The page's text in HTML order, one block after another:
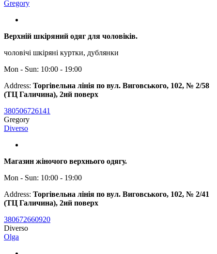
Gregory
Верхній шкіряний одяг для чоловіків.
чоловічі шкіряні куртки, дублянки
Mon - Sun: 10:00 - 19:00
Address: Торгівельна лінія по вул. Виговського, 102, № 2/58
(ТЦ Галичина), 2ий поверх
380506726141
Gregory
Diverso
Магазин жіночого верхнього одягу.
Mon - Sun: 10:00 - 19:00
Address: Торгівельна лінія по вул. Виговського, 102, № 2/41
(ТЦ Галичина), 2ий поверх
380672660920
Diverso
Olga